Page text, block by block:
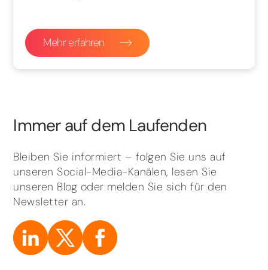
Mehr erfahren
Immer auf dem Laufenden
Bleiben Sie informiert – folgen Sie uns auf
unseren Social-Media-Kanälen, lesen Sie
unseren Blog oder melden Sie sich für den
Newsletter an.